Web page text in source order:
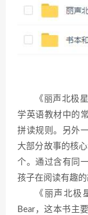
《丽声北极
学英语教材中的
拼读规则。另外
大部分故事的核
个。通过含有同
孩子在阅读有趣
《丽声北极
Bear，这本书主